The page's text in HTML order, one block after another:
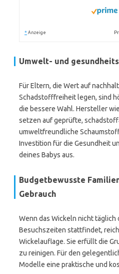
* Anzeige
Umwelt- und
Für Eltern, die Wert auf
Schadstofffreiheit legen, sind
die bessere Wahl. Hersteller wie
setzen auf geprüfte,
umweltfreundliche
Investition für die Gesundheit
deines Babys aus.
Budgetbewusste
Gebrauch
Wenn das Wickeln nicht täglich
Besuchszeiten stattfindet,
Wickelauflage. Sie erfüllt die
zu reinigen. Für den
Modelle eine praktische und